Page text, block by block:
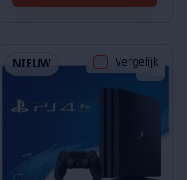
NIEUW Vergelijk